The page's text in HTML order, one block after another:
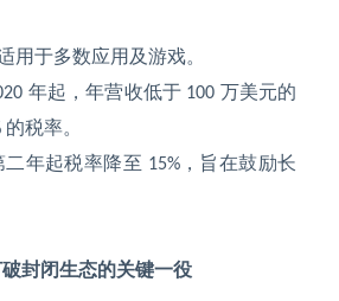
用于多数应用及游戏。
年起，年营收低于 100 万美元的
的税率。
年起税率降至 15%，旨在鼓励长
封闭生态的关键一役